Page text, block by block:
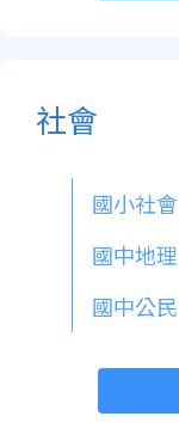
社會
國小社會
國中地理
國中公民